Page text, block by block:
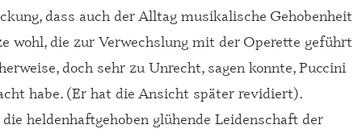
dass auch der Alltag musikalische Gehobenheit
wohl, die zur Verwechslung mit der Operette geführt
doch sehr zu Unrecht, sagen konnte, Puccini
habe. (Er hat die Ansicht später revidiert).
heldenhaftgehoben glühende Leidenschaft der